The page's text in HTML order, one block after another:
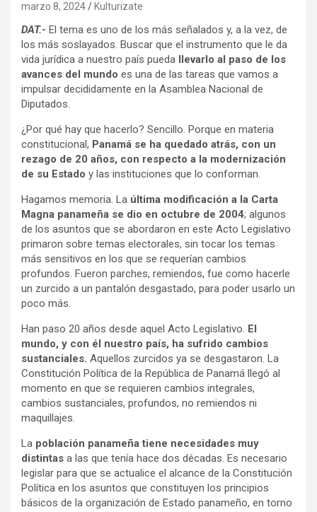
marzo 8, 2024 Kulturizate
DAT.- El tema es uno de los más señalados y, a la vez, de
los más soslayados. Buscar que el instrumento que le da
vida jurídica a nuestro país pueda llevarlo al paso de los
avances del mundo es una de las tareas que vamos a
impulsar decididamente en la Asamblea Nacional de
Diputados.
¿Por qué hay que hacerlo? Sencillo. Porque en materia
constitucional, Panamá se ha quedado atrás, con un
rezago de 20 años, con respecto a la modernización
de su Estado y las instituciones que lo conforman.
Hagamos memoria. La última modificación a la Carta
Magna panameña se dio en octubre de 2004; algunos
de los asuntos que se abordaron en este Acto Legislativo
primaron sobre temas electorales, sin tocar los temas
más sensitivos en los que se requerían cambios
profundos. Fueron parches, remiendos, fue como hacerle
un zurcido a un pantalón desgastado, para poder usarlo un
poco más.
Han paso 20 años desde aquel Acto Legislativo. El
mundo, y con él nuestro país, ha sufrido cambios
sustanciales. Aquellos zurcidos ya se desgastaron. La
Constitución Política de la República de Panamá llegó al
momento en que se requieren cambios integrales,
cambios sustanciales, profundos, no remiendos ni
maquillajes.
La población panameña tiene necesidades muy
distintas a las que tenía hace dos décadas. Es necesario
legislar para que se actualice el alcance de la Constitución
Política en los asuntos que constituyen los principios
básicos de la organización de Estado panameño, en torno